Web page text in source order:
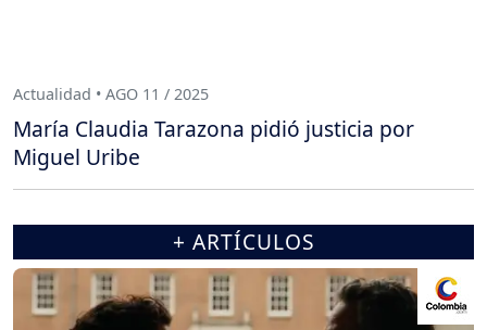
Actualidad • AGO 11 / 2025
María Claudia Tarazona pidió justicia por
Miguel Uribe
+ ARTÍCULOS